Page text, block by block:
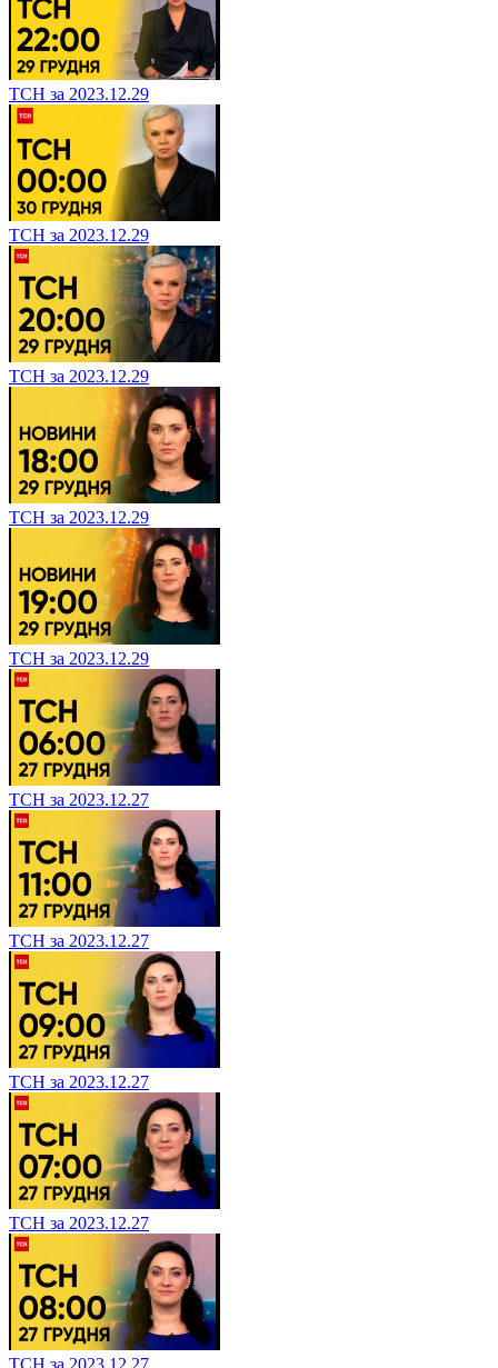
ТСН за 2023.12.29
ТСН за 2023.12.29
ТСН за 2023.12.29
ТСН за 2023.12.29
ТСН за 2023.12.29
ТСН за 2023.12.27
ТСН за 2023.12.27
ТСН за 2023.12.27
ТСН за 2023.12.27
ТСН за 2023.12.27